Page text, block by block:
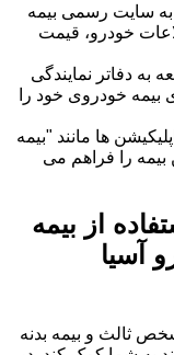
به سایت رسمی بیمه
خودرو، قیمت
به دفاتر نمایندگی
خودروی خود را
ها مانند "بیمه
بیمه را فراهم می
از بیمه
آسیا
شخص ثالث و بیمه بدنه